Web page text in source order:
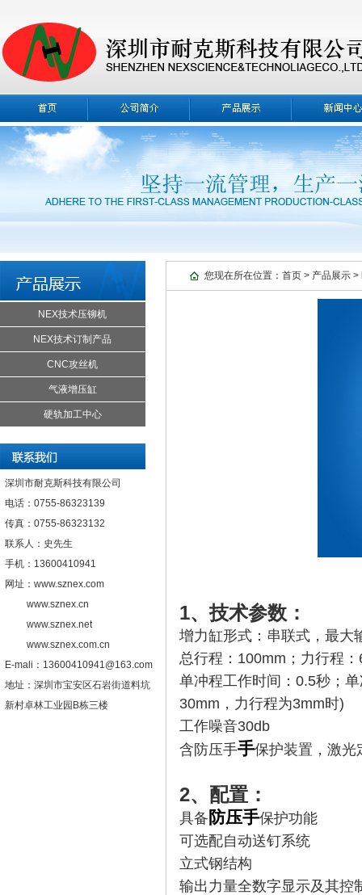
NEX技术压铆机
NEX技术订制产品
CNC攻丝机
气液增压缸
硬轨加工中心
深圳市耐克斯科技有限公司
电话：0755-86323139
传真：0755-86323132
联系人：史先生
手机：13600410941
网址：www.sznex.com
www.sznex.cn
www.sznex.net
www.sznex.com.cn
E-mali：13600410941@163.com
地址：深圳市宝安区石岩街道料坑
新村卓林工业园B栋三楼
您现在所在位置： 首页 > 产品展示 >
1、技术参数：
增力缸形式：串联式，最大
总行程：100mm；力行程
单冲程工作时间：0.5秒；
30mm，力行程为3mm时)
工作噪音30db
含防压手手保护装置，激光
2、配置：
具备 防压手保护功能
可选配自动送钉系统
立式钢结构
输出力量全数字显示及其控